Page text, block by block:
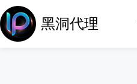
黑洞代理